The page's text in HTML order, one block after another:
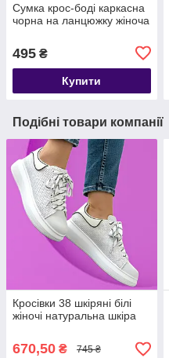
Сумка крос-боді каркасна
чорна на ланцюжку жіноча
495 ₴
Купити
Подібні товари компанії
Кросівки 38 шкіряні білі
жіночі натуральна шкіра
670,50 ₴ 745 ₴